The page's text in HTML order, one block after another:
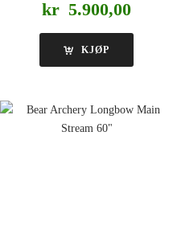
kr 5.900,00
KJØP